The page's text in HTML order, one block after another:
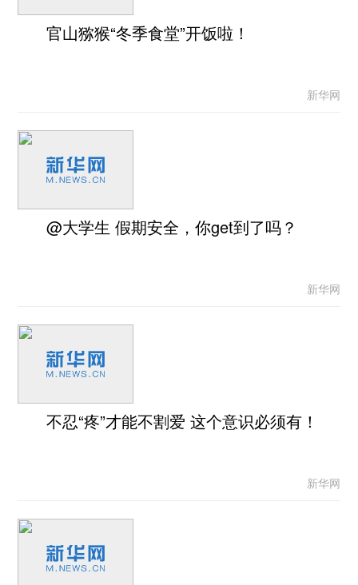
官山猕猴“冬季食堂”开饭啦！
新华网
@大学生 假期安全，你get到了吗？
新华网
不忍“疼”才能不割爱 这个意识必须有！
新华网